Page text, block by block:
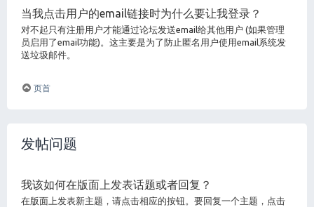
当我点击用户的email链接时为什么要让我登录？
对不起只有注册用户才能通过论坛发送email给其他用户 (如果管理
员启用了email功能)。这主要是为了防止匿名用户使用email系统发
送垃圾邮件。
页首
发帖问题
我该如何在版面上发表话题或者回复？
在版面上发表新主题，请点击相应的按钮。要回复一个主题，点击